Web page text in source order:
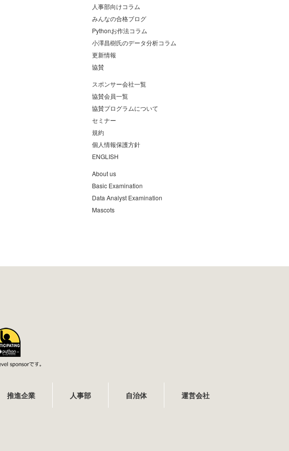
人事部向けコラム
みんなの合格ブログ
Pythonお作法コラム
小澤昌樹氏のデータ分析コラム
更新情報
協賛
スポンサー会社一覧
協賛会員一覧
協賛プログラムについて
セミナー
規約
個人情報保護方針
ENGLISH
About us
Basic Examination
Data Analyst Examination
Mascots
推進企業 人事部 自治体 運営会社